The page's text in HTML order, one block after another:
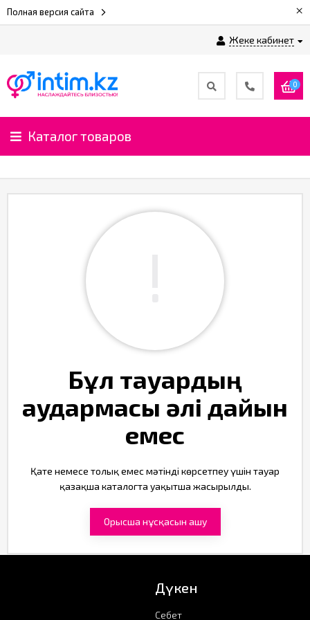
Полная версия сайта ×
Жеке кабинет
0
Каталог товаров
Бұл тауардың
аудармасы әлі дайын
емес
Қате немесе толық емес мәтінді көрсетпеу үшін тауар
қазақша каталогта уақытша жасырылды.
Орысша нұсқасын ашу
Дүкен
Себет